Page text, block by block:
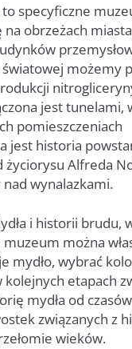
specyficzne
na obrzeżach
możemy
jest tunelami,
pomieszczeniach
jest historia
życiorysu Alfreda
wynalazkami.
i historii brudu,
można
mydło, wybrać
etapach
mydła od
związanych z
wieków.